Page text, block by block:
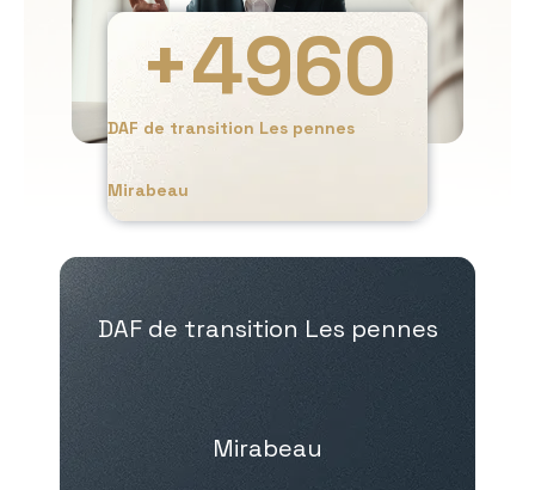
DAF de transition Les pennes
Mirabeau
+4960
DAF de transition Les pennes
Mirabeau